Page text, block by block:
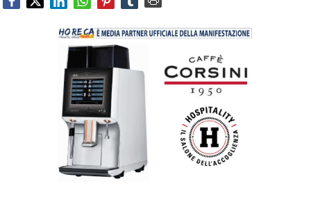
Food